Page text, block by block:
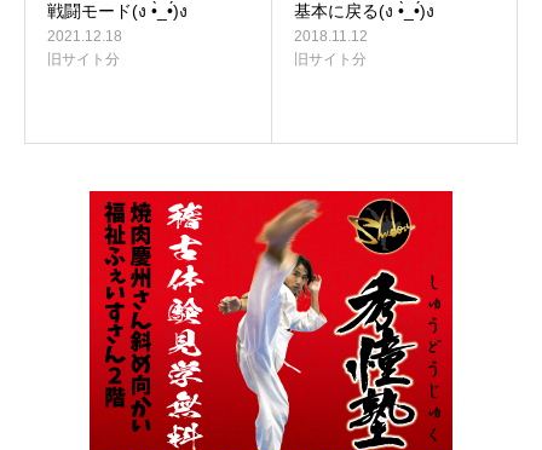
戦闘モード(ง •̀_•́)ง
2021.12.18
旧サイト分
基本に戻る(ง •̀_•́)ง
2018.11.12
旧サイト分